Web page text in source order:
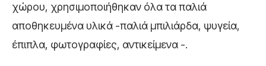
χώρου, χρησιμοποιήθηκαν όλα τα παλιά
αποθηκευμένα υλικά -παλιά μπιλιάρδα, ψυγεία,
έπιπλα, φωτογραφίες, αντικείμενα -.